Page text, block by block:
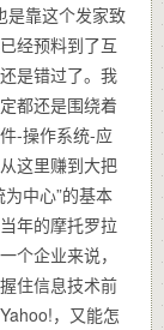
是靠这个发家致
经预料到了互
是错过了。我
都还是围绕着
-操作系统-应
这里赚到大把
中心”的基本
年的摩托罗拉
个企业来说，
住信息技术前
，又能怎